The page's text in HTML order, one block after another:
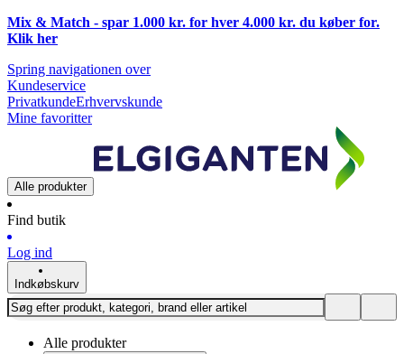
Mix & Match - spar 1.000 kr. for hver 4.000 kr. du køber for.
Klik her
Spring navigationen over
Kundeservice
PrivatkundeErhvervskunde
Mine favoritter
Alle produkter
Find butik
Log ind
Indkøbskurv
Alle produkter